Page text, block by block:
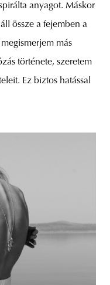
anyagot. Máskor
össze a fejemben a
más
története, szeretem
Ez biztos hatással